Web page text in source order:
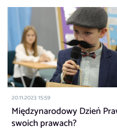
20.11.2023 15:59
Międzynarodowy Dzień
swoich prawach?